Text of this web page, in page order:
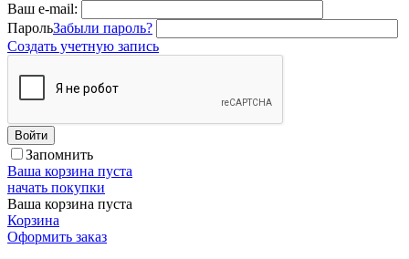
Ваш e-mail:
ПарольЗабыли пароль?
Создать учетную запись
Войти
Запомнить
Ваша корзина пуста
начать покупки
Ваша корзина пуста
Корзина
Оформить заказ